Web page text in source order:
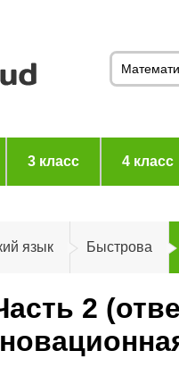
3 класс 4 класс
язык Быстрова
2